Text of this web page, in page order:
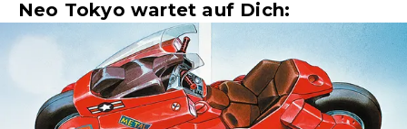
Neo Tokyo wartet auf Dich: